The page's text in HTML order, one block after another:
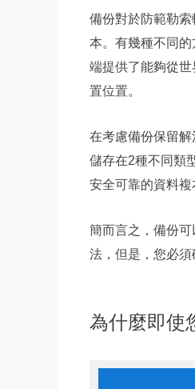
備份對於防範勒
本。有幾種不同
端提供了能夠從
置位置。
在考慮備份保留
儲存在2種不同類
安全可靠的資料複
簡而言之，備份
法，但是，您必須
為什麼即使